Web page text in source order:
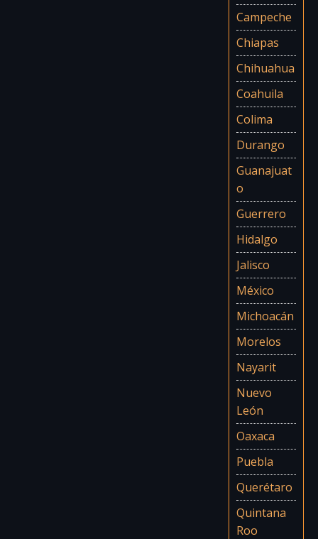
Campeche
Chiapas
Chihuahua
Coahuila
Colima
Durango
Guanajuat
o
Guerrero
Hidalgo
Jalisco
México
Michoacán
Morelos
Nayarit
Nuevo
León
Oaxaca
Puebla
Querétaro
Quintana
Roo